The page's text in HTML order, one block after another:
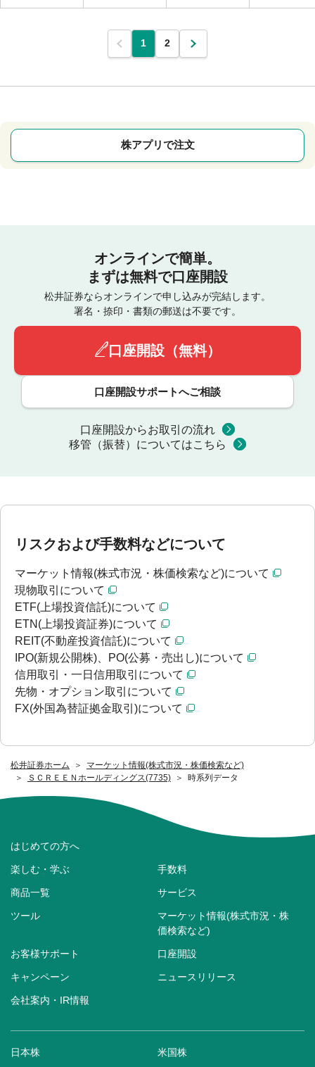
松井証券ホーム
マーケット情報(株式市況・株価検索など)
ＳＣＲＥＥＮホールディングス(7735)
時系列データ
1 2
株アプリで注文
オンラインで簡単。
まずは無料で口座開設
松井証券ならオンラインで申し込みが完結します。
署名・捺印・書類の郵送は不要です。
口座開設（無料）
口座開設サポートへご相談
口座開設からお取引の流れ
移管（振替）についてはこちら
リスクおよび手数料などについて
マーケット情報(株式市況・株価検索など)について
現物取引について
ETF(上場投資信託)について
ETN(上場投資証券)について
REIT(不動産投資信託)について
IPO(新規公開株)、PO(公募・売出し)について
信用取引・一日信用取引について
先物・オプション取引について
FX(外国為替証拠金取引)について
はじめての方へ
楽しむ・学ぶ 手数料
商品一覧 サービス
ツール
マーケット情報(株式市況・株
価検索など)
お客様サポート 口座開設
キャンペーン ニュースリリース
会社案内・IR情報
日本株 米国株